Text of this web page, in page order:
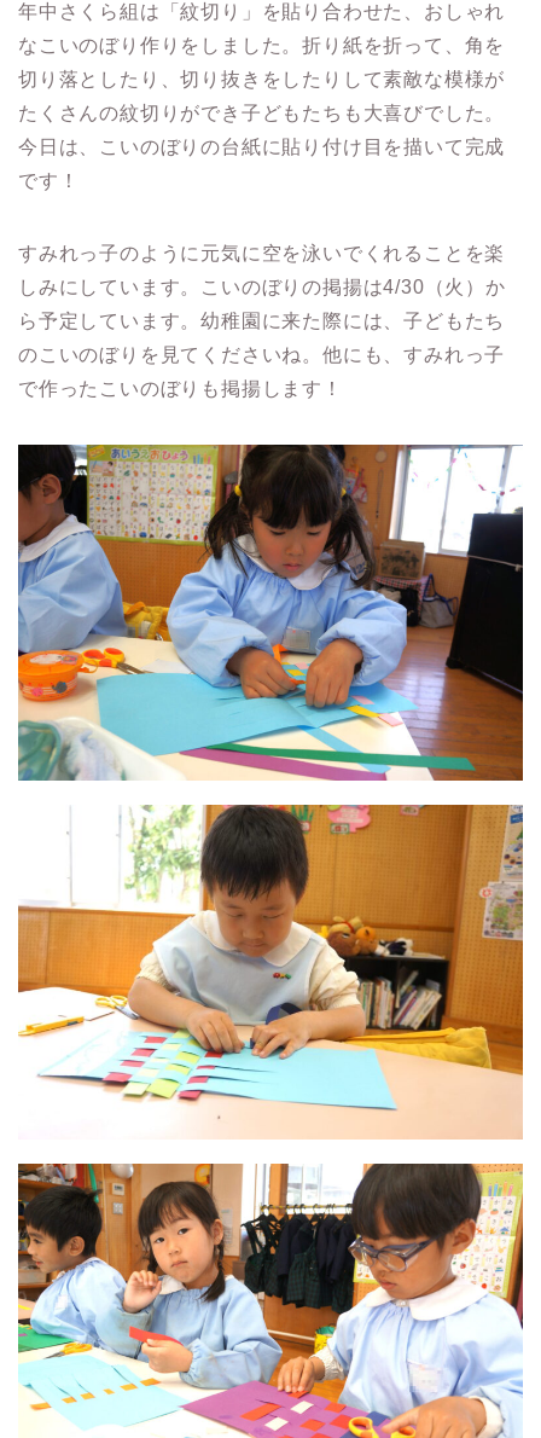
年中さくら組は「紋切り」を貼り合わせた、おしゃれ
なこいのぼり作りをしました。折り紙を折って、角を
切り落としたり、切り抜きをしたりして素敵な模様が
たくさんの紋切りができ子どもたちも大喜びでした。
今日は、こいのぼりの台紙に貼り付け目を描いて完成
です！
すみれっ子のように元気に空を泳いでくれることを楽
しみにしています。こいのぼりの掲揚は4/30（火）か
ら予定しています。幼稚園に来た際には、子どもたち
のこいのぼりを見てくださいね。他にも、すみれっ子
で作ったこいのぼりも掲揚します！